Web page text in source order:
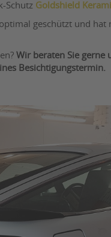
Schutz Goldshield
geschützt und
Wir beraten Sie gerne
Besichtigungstermin.